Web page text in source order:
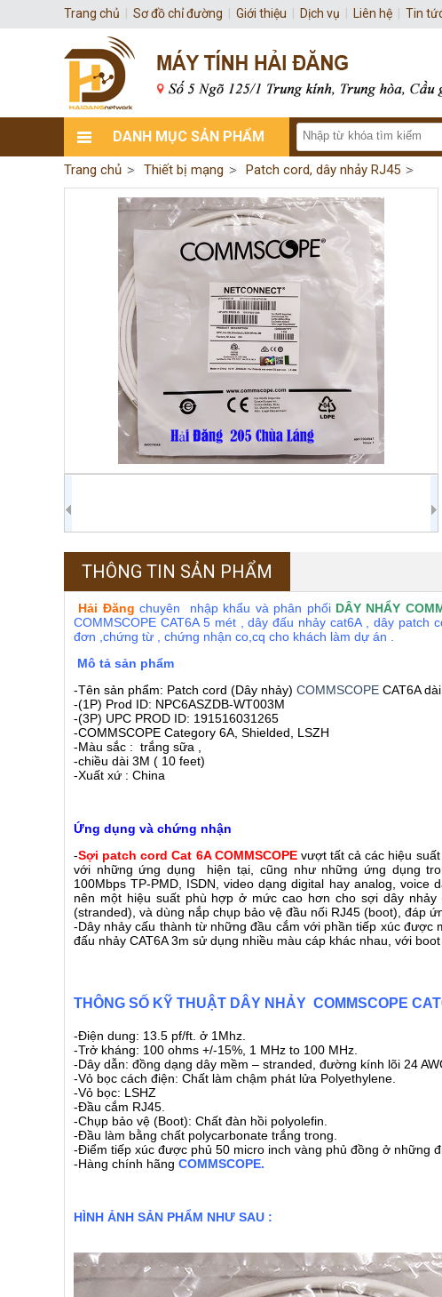
DANH MỤC SẢN PHẨM
Trang chủ Thiết bị mạng Patch cord, dây nhảy RJ45
THÔNG TIN SẢN PHẨM
Hải Đăngchuyên nhập khẩu và phân phối DÂY NHẨY
COMMSCOPE CAT6A 5 mét , dây đấu nhảy cat6A , dây
đơn ,chứng từ , chứng nhận co,cq cho khách làm dự án .
Mô tả sản phẩm
-Tên sản phẩm: Patch cord (Dây nhảy) COMMSCOPE CAT6A
-(1P) Prod ID: NPC6ASZDB-WT003M
-(3P) UPC PROD ID: 191516031265
-COMMSCOPE Category 6A, Shielded, LSZH
-Màu sắc : trắng sữa ,
-chiều dài 3M ( 10 feet)
-Xuất xứ : China
Ứng dụng và chứng nhận
-Sợi patch cord Cat 6A COMMSCOPEvượt tất cả các hiệu
với những ứng dụng hiện tại, cũng như những ứng dụng
100Mbps TP-PMD, ISDN, video dạng digital hay analog, voice
nên một hiệu suất phù hợp ở mức cao hơn cho sợi dây
(stranded), và dùng nắp chụp bảo vệ đầu nối RJ45 (boot), đáp
-Dây nhảy cấu thành từ những đầu cắm với phần tiếp xúc
đấu nhảy CAT6A 3m sử dụng nhiều màu cáp khác nhau, với
THÔNG SỐ KỸ THUẬT DÂY NHẢY COMMSCOPE
-Điện dung: 13.5 pf/ft. ở 1Mhz.
-Trở kháng: 100 ohms +/-15%, 1 MHz to 100 MHz.
-Dây dẫn: đồng dạng dây mềm – stranded, đường kính lõi 24
-Vỏ bọc cách điện: Chất làm chậm phát lửa Polyethylene.
-Vỏ bọc: LSHZ
-Đầu cắm RJ45.
-Chụp bảo vệ (Boot): Chất đàn hồi polyolefin.
-Đầu làm bằng chất polycarbonate trắng trong.
-Điểm tiếp xúc được phủ 50 micro inch vàng phủ đồng ở những
-Hàng chính hãng COMMSCOPE.
HÌNH ẢNH SẢN PHẨM NHƯ SAU :
Trang chủ Sơ đồ chỉ đường Giới thiệu Dịch vụ Liên hệ Tin